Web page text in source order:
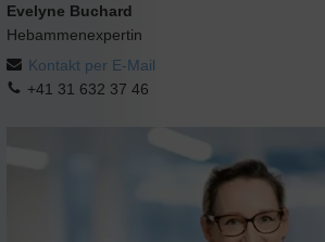
Evelyne Buchard
Hebammenexpertin
Kontakt per E-Mail
+41 31 632 37 46